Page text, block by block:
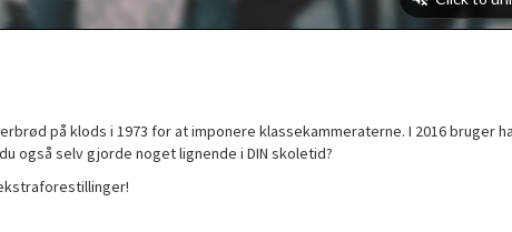
på klods i 1973 for at imponere klassekammeraterne. I 2016 bruger
også selv gjorde noget lignende i DIN skoletid?
ekstraforestillinger!